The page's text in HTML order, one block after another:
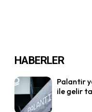
HABERLER
Palantir
ile gelir